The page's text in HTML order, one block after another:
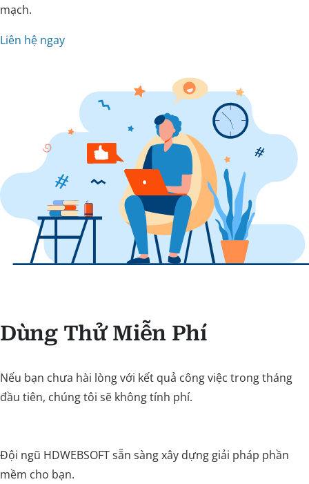
mạch.
Liên hệ ngay
Dùng Thử Miễn Phí
Nếu bạn chưa hài lòng với kết quả công việc trong tháng
đầu tiên, chúng tôi sẽ không tính phí.
Đội ngũ HDWEBSOFT sẵn sàng xây dựng giải pháp phần
mềm cho bạn.